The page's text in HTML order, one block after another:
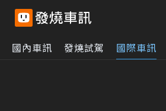
國內車訊 發燒試駕 國際車訊